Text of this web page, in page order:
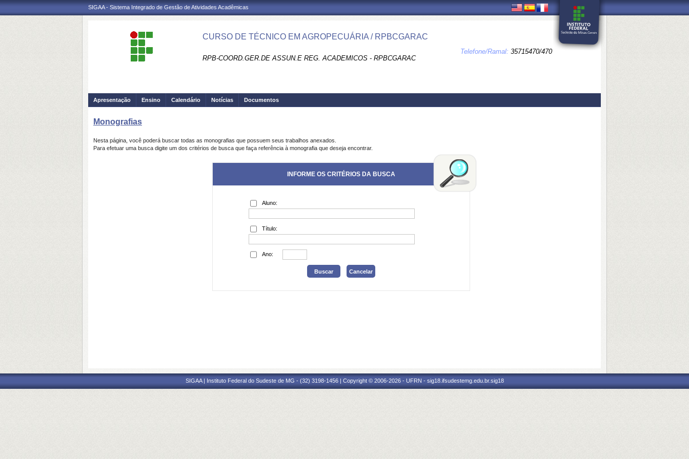
SIGAA - Sistema Integrado de Gestão de Atividades Acadêmicas
CURSO DE TÉCNICO EM AGROPECUÁRIA / RPBCGARAC
RPB-COORD.GER.DE ASSUN.E REG. ACADEMICOS - RPBCGARAC
Telefone/Ramal: 35715470/470
Apresentação Ensino Calendário Notícias Documentos
Monografias
Nesta página, você poderá buscar todas as monografias que possuem seus trabalhos anexados.
Para efetuar uma busca digite um dos critérios de busca que faça referência à monografia que deseja encontrar.
INFORME OS CRITÉRIOS DA BUSCA
Aluno:
Título:
Ano:
SIGAA | Instituto Federal do Sudeste de MG - (32) 3198-1456 | Copyright © 2006-2026 - UFRN - sig18.ifsudestemg.edu.br.sig18